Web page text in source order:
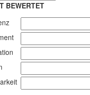
BEWERTET